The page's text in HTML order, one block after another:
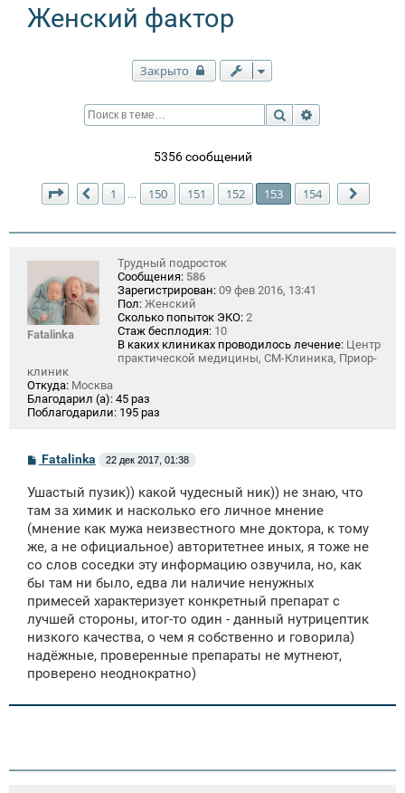
Женский фактор
Закрыто
Поиск
5356 сообщений
Страница 153 из154
Пред.
1 … 150 151 152 153 154
Fatalinka
Трудный подросток
Сообщения: 586
Зарегистрирован: 09 фев 2016, 13:41
Пол: Женский
Сколько попыток ЭКО: 2
Стаж бесплодия: 10
В каких клиниках проводилось лечение: Центр
практической медицины, СМ-Клиника, Приор-
клиник
Откуда: Москва
Благодарил (а): 45 раз
Поблагодарили: 195 раз
С
б
щ
н
и
Fatalinka 22 дек 2017, 01:38
Ушастый пузик)) какой чудесный ник)) не знаю, что
там за химик и насколько его личное мнение
(мнение как мужа неизвестного мне доктора, к тому
же, а не официальное) авторитетнее иных, я тоже не
со слов соседки эту информацию озвучила, но, как
бы там ни было, едва ли наличие ненужных
примесей характеризует конкретный препарат с
лучшей стороны, итог-то один - данный нутрицептик
низкого качества, о чем я собственно и говорила)
надёжные, проверенные препараты не мутнеют,
проверено неоднократно)